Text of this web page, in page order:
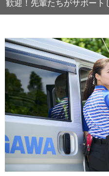
歓迎！先輩たちがサポート